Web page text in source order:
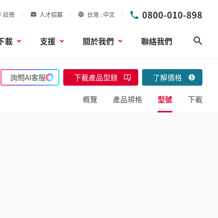
註冊 人才招募 台灣 中文 0800-010-898
載 支援 關於我們 聯絡我們
詢問AI客服 下載產品型錄 了解價格
概覽 產品規格 型號 下載